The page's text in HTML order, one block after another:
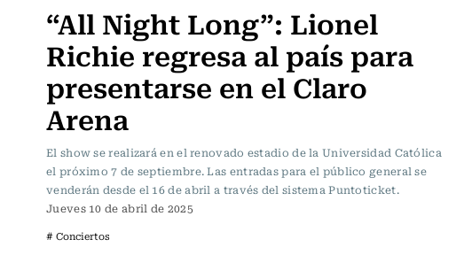
“All Night Long”: Lionel
Richie regresa al país para
presentarse en el Claro
Arena
El show se realizará en el renovado estadio de la Universidad Católica
el próximo 7 de septiembre. Las entradas para el público general se
venderán desde el 16 de abril a través del sistema Puntoticket.
Jueves 10 de abril de 2025
# Conciertos